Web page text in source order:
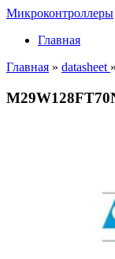
Микроконтроллеры
Главная
Главная » datasheet »